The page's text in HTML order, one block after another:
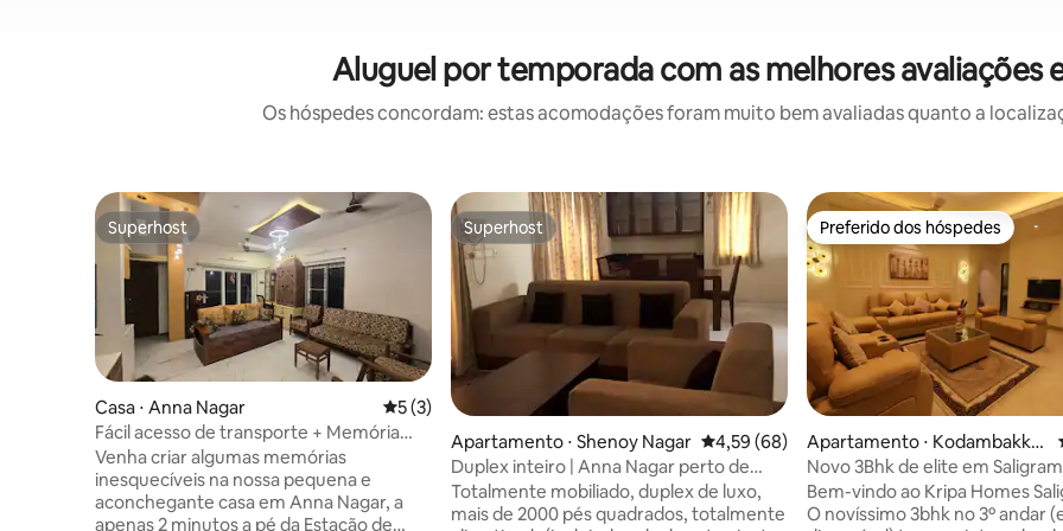
Aluguel por temporada com as melhores avaliações
Os hóspedes concordam: estas acomodações foram muito bem avaliadas quanto a
Superhost
Superhost
Casa ⋅ Anna Nagar 5 de uma avaliação média de 5, 3 avaliações
5 (3)
Fácil acesso de transporte + Memória
central @Buzzing Annanagar
Venha criar algumas memórias
inesquecíveis na nossa pequena e
aconchegante casa em Anna Nagar, a
apenas 2 minutos a pé da Estação de
Superhost
Superhost
Apartamento ⋅ Shenoy Nagar 4,59 de uma avaliação média de 5, 68
4,59 (68)
Duplex inteiro | Anna Nagar perto de
Round Tana
Totalmente mobiliado, duplex de luxo,
mais de 2000 pés quadrados, totalmente
Preferido dos hóspedes
Preferido dos hóspedes
Apartamento ⋅ Kodambakka
m
Novo 3Bhk de elite em
(Vadapalani)
Bem-vindo ao Kripa Homes
O novíssimo 3bhk no 3º andar